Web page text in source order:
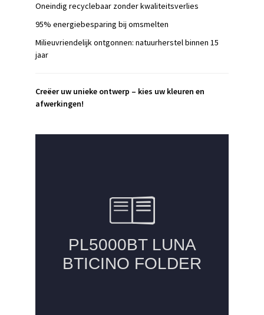
Oneindig recyclebaar zonder kwaliteitsverlies
95% energiebesparing bij omsmelten
Milieuvriendelijk ontgonnen: natuurherstel binnen 15
jaar
Creëer uw unieke ontwerp – kies uw kleuren en
afwerkingen!